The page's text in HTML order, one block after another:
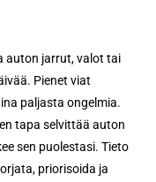
auton jarrut, valot tai
Pienet viat
paljasta ongelmia.
tapa selvittää auton
sen puolestasi. Tieto
priorisoida ja